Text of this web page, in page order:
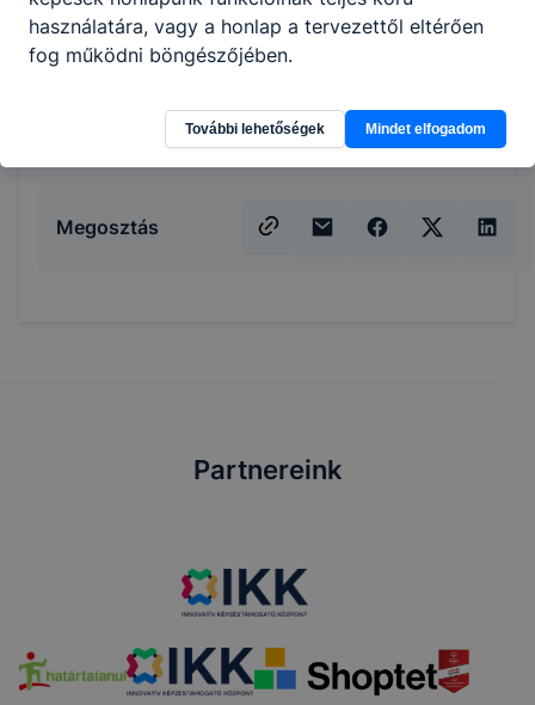
munkahelyi logisztikai ismereteket
alkalmaz;
szükséges utasításokat értelmez.
Megosztás
Partnereink
használatára, vagy a honlap a tervezettől eltérően
fog működni böngészőjében.
További lehetőségek Mindet elfogadom